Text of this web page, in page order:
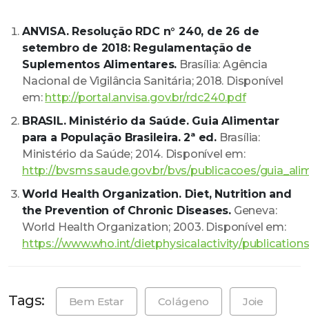
ANVISA. Resolução RDC n° 240, de 26 de
setembro de 2018: Regulamentação de
Suplementos Alimentares. Brasília: Agência
Nacional de Vigilância Sanitária; 2018. Disponível
em: http://portal.anvisa.gov.br/rdc240.pdf
BRASIL. Ministério da Saúde. Guia Alimentar
para a População Brasileira. 2ª ed. Brasília:
Ministério da Saúde; 2014. Disponível em:
http://bvsms.saude.gov.br/bvs/publicacoes/
World Health Organization. Diet, Nutrition and
the Prevention of Chronic Diseases. Geneva:
World Health Organization; 2003. Disponível em:
https://www.who.int/dietphysicalactivity/
Tags: Bem Estar Colágeno Joie